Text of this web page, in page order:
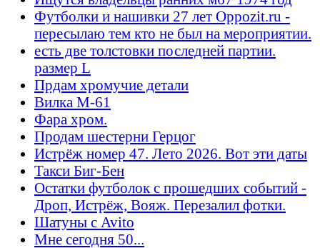
Футболки и нашивки 27 лет Oppozit.ru -
пересылаю тем кто не был на мероприятии.
есть две толстовки последней партии.
размер L
Прдам хромучие детали
Вилка М-61
Фара хром.
Продам шестерни Герцог
Истрёж номер 47. Лето 2026. Вот эти даты
Такси Биг-Бен
Остатки футболок с прошедших событий -
Дроп, Истрёж, Вояж. Перезалил фотки.
Шатуны с Avito
Мне сегодня 50...